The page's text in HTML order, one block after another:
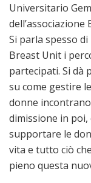
Universitario
Si parla spesso
Breast Unit i
partecipati. Si dà
su come gestire
donne
dimissione in
supportare le
vita e tutto ciò
pieno questa